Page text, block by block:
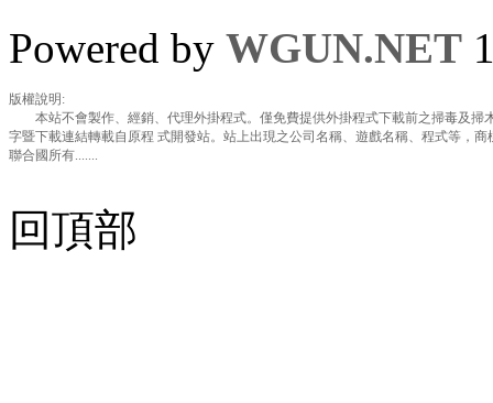
Powered by WGUN.NET
版權說明:
本站不會製作、經銷、代理外掛程式。僅免費提供外掛程式下載前之掃毒及掃
字暨下載連結轉載自原程 式開發站。站上出現之公司名稱、遊戲名稱、程式等，
聯合國所有.......
回頂部